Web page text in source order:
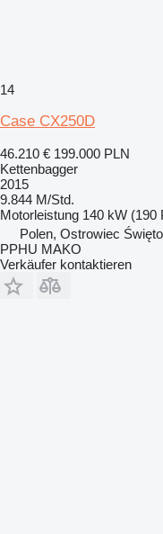
14
Case CX250D
46.210 € 199.000 PLN
Kettenbagger
2015
9.844 M/Std.
Motorleistung 140 kW (190
Polen, Ostrowiec
PPHU MAKO
Verkäufer kontaktieren